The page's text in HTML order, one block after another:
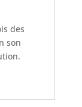
des
son